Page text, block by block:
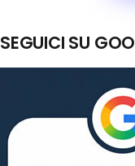
SEGUICI SU